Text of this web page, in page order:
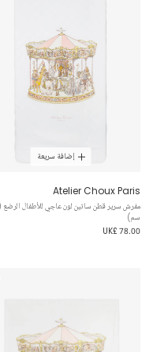
إضافة سريعة
Atelier Choux Paris
سم)
UK£ 78.00